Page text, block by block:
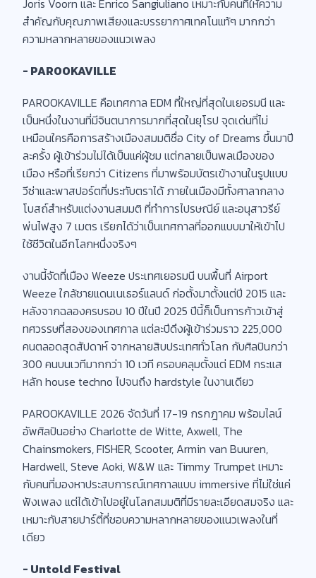
สำคัญกับคุณภาพเสียงและบรรยากาศเทคโนแท้ๆ มากกว่า
ความหลากหลายของแนวเพลง
- PAROOKAVILLE
PAROOKAVILLE คือเทศกาล EDM ที่ใหญ่ที่สุดในเยอรมนี และ
เป็นหนึ่งในงานที่มีจินตนาการมากที่สุดในยุโรป จุดเด่นที่ไม่
เหมือนใครคือการสร้างเมืองสมมติชื่อ City of Dreams ขึ้นมาปี
ละครั้ง ผู้เข้าร่วมไม่ได้เป็นแค่ผู้ชม แต่กลายเป็นพลเมืองของ
เมือง หรือที่เรียกว่า Citizens ที่มาพร้อมบัตรเข้างานในรูปแบบ
วีซ่าและพาสปอร์ตที่ประทับตราได้ ภายในเมืองมีทั้งศาลากลาง
โบสถ์สำหรับแต่งงานสมมติ ที่ทำการไปรษณีย์ และอนุสาวรีย์
พ่นไฟสูง 7 เมตร เรียกได้ว่าเป็นเทศกาลที่ออกแบบมาให้เข้าไป
ใช้ชีวิตในอีกโลกหนึ่งจริงๆ
งานนี้จัดที่เมือง Weeze ประเทศเยอรมนี บนพื้นที่ Airport
Weeze ใกล้ชายแดนเนเธอร์แลนด์ ก่อตั้งมาตั้งแต่ปี 2015 และ
หลังจากฉลองครบรอบ 10 ปีในปี 2025 ปีนี้ก็เป็นการก้าวเข้าสู่
ทศวรรษที่สองของเทศกาล แต่ละปีดึงผู้เข้าร่วมราว 225,000
คนตลอดสุดสัปดาห์ จากหลายสิบประเทศทั่วโลก กับศิลปินกว่า
300 คนบนเวทีมากกว่า 10 เวที ครอบคลุมตั้งแต่ EDM กระแส
หลัก house techno ไปจนถึง hardstyle ในงานเดียว
PAROOKAVILLE 2026 จัดวันที่ 17-19 กรกฎาคม พร้อมไลน์
อัพศิลปินอย่าง Charlotte de Witte, Axwell, The
Chainsmokers, FISHER, Scooter, Armin van Buuren,
Hardwell, Steve Aoki, W&W และ Timmy Trumpet เหมาะ
กับคนที่มองหาประสบการณ์เทศกาลแบบ immersive ที่ไม่ใช่แค่
ฟังเพลง แต่ได้เข้าไปอยู่ในโลกสมมติที่มีรายละเอียดสมจริง และ
เหมาะกับสายปาร์ตี้ที่ชอบความหลากหลายของแนวเพลงในที่
เดียว
- Untold Festival